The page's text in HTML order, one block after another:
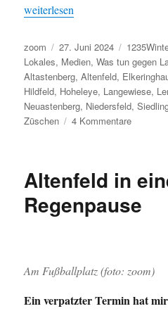
„Die Winterberger Ortsteile im
weiterlesen
Autor
zoom
Veröffentlicht
am
27. Juni 2024
Lokales, Medien,Was tun gegen
Altastenberg,Altenfeld,
Hildfeld, Hoheleye, Langewiese,
Neuastenberg, Niedersfeld,
Züschen
4 Kommentarezu
im
–
12
Altenfeld in
Regenpause
Am Fußballplatz (foto: zoom)
Ein verpatzter Termin hat